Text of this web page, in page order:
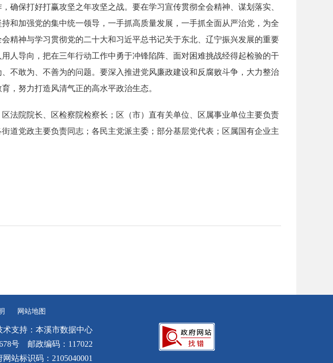
保打好打赢攻坚之年攻坚之战。要在学习宣传贯彻全会精神、谋划落实、
和加强党的集中统一领导，一手抓高质量发展，一手抓全面从严治党，为全
精神与学习贯彻党的二十大和习近平总书记关于东北、辽宁振兴发展的重要
人导向，把在三年行动工作中勇于冲锋陷阵、面对困难挑战经得起检验的干
不敢为、不善为的问题。要深入推进党风廉政建设和反腐败斗争，大力整治
，努力打造风清气正的高水平政治生态。
法院院长、区检察院检察长；区（市）直有关单位、区属事业单位主要负责
道党政主要负责同志；各民主党派主委；部分基层党代表；区属国有企业主
网站地图
支持：本溪市数据中心
号 邮政编码：117022
站标识码：2105040001